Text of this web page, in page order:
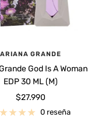
ARIANA GRANDE
God Is A Woman
EDP 30 ML (M)
Precio
de
$27.990
0 reseña